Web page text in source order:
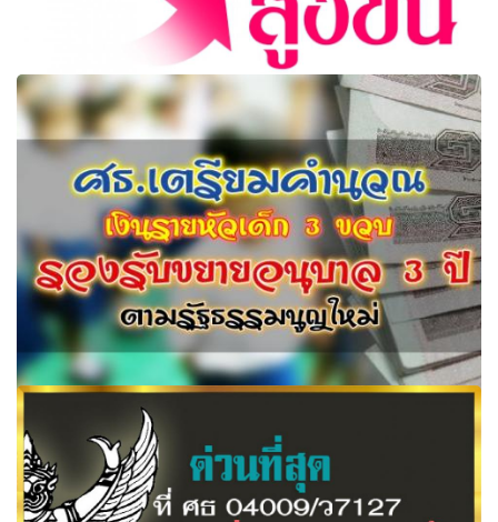
เชื่อจัดการศึกษาปฐมวัยไอคิวเด็กป.1สูงขึ้น 20 ปีจะไต่ระดับค่า
เฉลี่ยการศึกษาเป็น 12.5 ปีได้
ศธ.เตรียมคำนวณเงินรายหัวเด็ก 3 ขวบ รองรับขยายอนุบาล 3
ปีตามรัฐธรรมนูญใหม่